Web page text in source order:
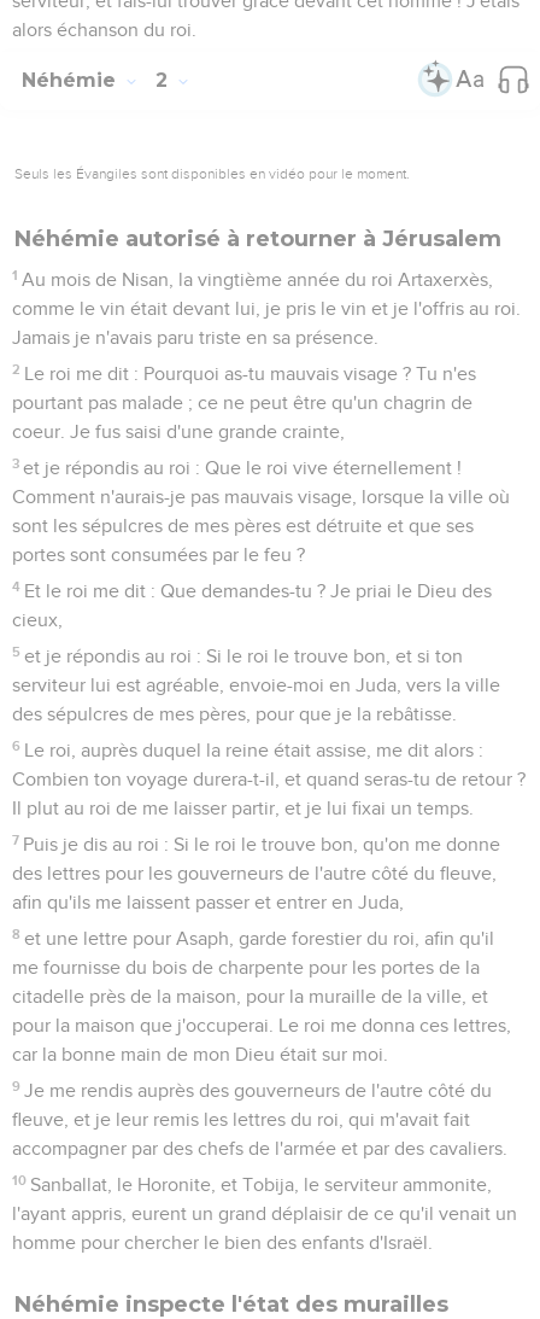
alors échanson du roi.
Néhémie 2
Seuls les Évangiles sont disponibles en vidéo pour le moment.
Néhémie autorisé à retourner à Jérusalem
1 Au mois de Nisan, la vingtième année du roi Artaxerxès,
comme le vin était devant lui, je pris le vin et je l'offris au roi.
Jamais je n'avais paru triste en sa présence.
2 Le roi me dit : Pourquoi as-tu mauvais visage ? Tu n'es
pourtant pas malade ; ce ne peut être qu'un chagrin de
coeur. Je fus saisi d'une grande crainte,
3 et je répondis au roi : Que le roi vive éternellement !
Comment n'aurais-je pas mauvais visage, lorsque la ville où
sont les sépulcres de mes pères est détruite et que ses
portes sont consumées par le feu ?
4 Et le roi me dit : Que demandes-tu ? Je priai le Dieu des
cieux,
5 et je répondis au roi : Si le roi le trouve bon, et si ton
serviteur lui est agréable, envoie-moi en Juda, vers la ville
des sépulcres de mes pères, pour que je la rebâtisse.
6 Le roi, auprès duquel la reine était assise, me dit alors :
Combien ton voyage durera-t-il, et quand seras-tu de retour ?
Il plut au roi de me laisser partir, et je lui fixai un temps.
7 Puis je dis au roi : Si le roi le trouve bon, qu'on me donne
des lettres pour les gouverneurs de l'autre côté du fleuve,
afin qu'ils me laissent passer et entrer en Juda,
8 et une lettre pour Asaph, garde forestier du roi, afin qu'il
me fournisse du bois de charpente pour les portes de la
citadelle près de la maison, pour la muraille de la ville, et
pour la maison que j'occuperai. Le roi me donna ces lettres,
car la bonne main de mon Dieu était sur moi.
9 Je me rendis auprès des gouverneurs de l'autre côté du
fleuve, et je leur remis les lettres du roi, qui m'avait fait
accompagner par des chefs de l'armée et par des cavaliers.
10 Sanballat, le Horonite, et Tobija, le serviteur ammonite,
l'ayant appris, eurent un grand déplaisir de ce qu'il venait un
homme pour chercher le bien des enfants d'Israël.
Néhémie inspecte l'état des murailles